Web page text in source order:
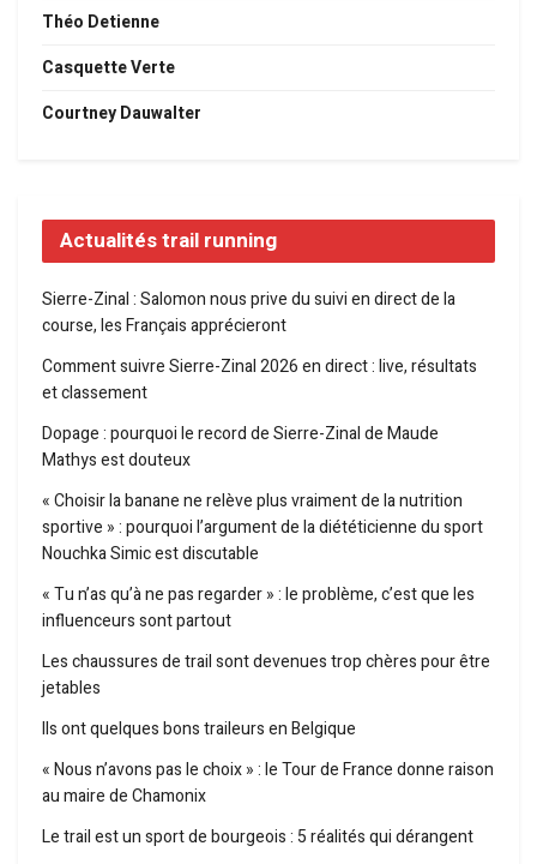
Théo Detienne
Casquette Verte
Courtney Dauwalter
Actualités trail running
Sierre-Zinal : Salomon nous prive du suivi en direct de la
course, les Français apprécieront
Comment suivre Sierre-Zinal 2026 en direct : live, résultats
et classement
Dopage : pourquoi le record de Sierre-Zinal de Maude
Mathys est douteux
« Choisir la banane ne relève plus vraiment de la nutrition
sportive » : pourquoi l’argument de la diététicienne du sport
Nouchka Simic est discutable
« Tu n’as qu’à ne pas regarder » : le problème, c’est que les
influenceurs sont partout
Les chaussures de trail sont devenues trop chères pour être
jetables
Ils ont quelques bons traileurs en Belgique
« Nous n’avons pas le choix » : le Tour de France donne raison
au maire de Chamonix
Le trail est un sport de bourgeois : 5 réalités qui dérangent